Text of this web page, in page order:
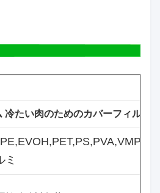
たい肉のためのカバーフィルム
ミ